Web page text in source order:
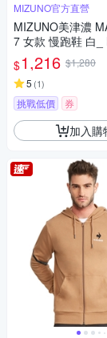
MIZUNO官方直營
MIZUNO美津濃
7 女款 慢跑鞋 白_
$1,216 $1,280
5 (1)
挑戰低價 券
加入購